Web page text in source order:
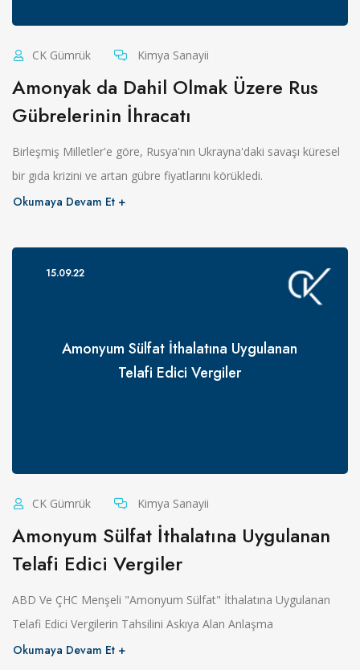
CK Gümrük Kimya Sanayii
Amonyak da Dahil Olmak Üzere Rus
Gübrelerinin İhracatı
Birleşmiş Milletler'e göre, Rusya'nın Ukrayna'daki savaşı küresel
bir gıda krizini ve artan gübre fiyatlarını körükledi.
Okumaya Devam Et
Amonyum Sülfat İthalatına Uygulanan
Telafi Edici Vergiler
15.09.22
CK Gümrük Kimya Sanayii
Amonyum Sülfat İthalatına Uygulanan
Telafi Edici Vergiler
ABD Ve ÇHC Menşeli "Amonyum Sülfat" İthalatına Uygulanan
Telafi Edici Vergilerin Tahsilini Askıya Alan Anlaşma
Okumaya Devam Et